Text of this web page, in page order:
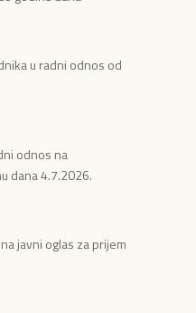
u radni odnos od
odnos na
dana 4.7.2026.
javni oglas za prijem